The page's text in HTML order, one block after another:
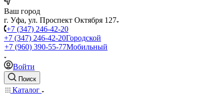
Ваш город
г. Уфа, ул. Проспект Октября 127
+7 (347) 246-42-20
+7 (347) 246-42-20Городской
+7 (960) 390-55-77Мобильный
Войти
Поиск
Каталог